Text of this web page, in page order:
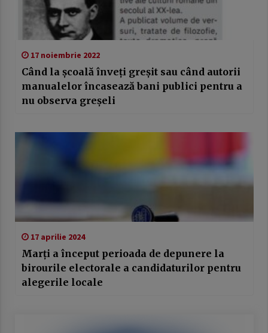
17 noiembrie 2022
Când la școală înveți greșit sau când autorii
manualelor încasează bani publici pentru a
nu observa greșeli
17 aprilie 2024
Marţi a început perioada de depunere la
birourile electorale a candidaturilor pentru
alegerile locale